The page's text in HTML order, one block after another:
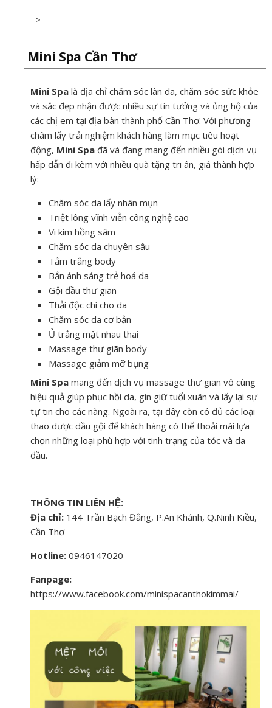
–>
Mini Spa Cần Thơ
Mini Spa là địa chỉ chăm sóc làn da, chăm sóc sức khỏe
và sắc đẹp nhận được nhiều sự tin tưởng và ủng hộ của
các chị em tại địa bàn thành phố Cần Thơ. Với phương
châm lấy trải nghiệm khách hàng làm mục tiêu hoạt
động, Mini Spa đã và đang mang đến nhiều gói dịch vụ
hấp dẫn đi kèm với nhiều quà tặng tri ân, giá thành hợp
lý:
Chăm sóc da lấy nhân mụn
Triệt lông vĩnh viễn công nghệ cao
Vi kim hồng sâm
Chăm sóc da chuyên sâu
Tắm trắng body
Bắn ánh sáng trẻ hoá da
Gội đầu thư giãn
Thải độc chì cho da
Chăm sóc da cơ bản
Ủ trắng mặt nhau thai
Massage thư giãn body
Massage giảm mỡ bụng
Mini Spa mang đến dịch vụ massage thư giãn vô cùng
hiệu quả giúp phục hồi da, gìn giữ tuổi xuân và lấy lại sự
tự tin cho các nàng. Ngoài ra, tại đây còn có đủ các loại
thao dược dầu gội để khách hàng có thể thoải mái lựa
chọn những loại phù hợp với tinh trạng của tóc và da
đầu.
THÔNG TIN LIÊN HỆ:
Địa chỉ: 144 Trần Bạch Đằng, P.An Khánh, Q.Ninh Kiều,
Cần Thơ
Hotline: 0946147020
Fanpage:
https://www.facebook.com/minispacanthokimmai/